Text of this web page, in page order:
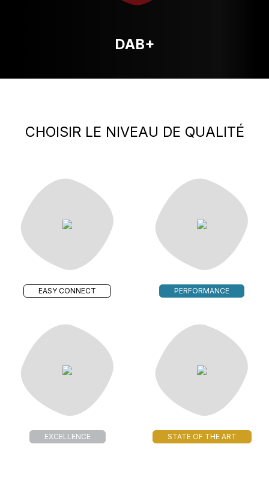
DAB+
CHOISIR LE NIVEAU DE QUALITÉ
EASY CONNECT PERFORMANCE
EXCELLENCE STATE OF THE ART